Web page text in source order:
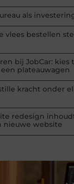
als
vlees bestellen
bij JobCar: kies
plateauwagen
kracht onder
redesign
nieuwe website